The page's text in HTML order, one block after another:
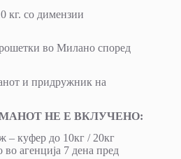
кг. со димензии
во Милано според
и придружник на
НЕ Е ВКЛУЧЕНО:
– куфер до 10кг / 20кг
агенција 7 дена пред